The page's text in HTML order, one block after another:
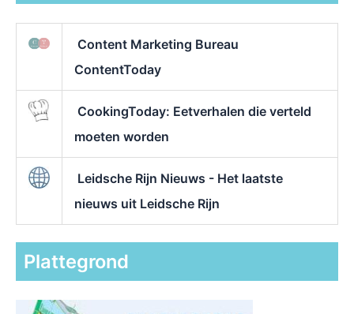
Content Marketing Bureau
ContentToday
CookingToday: Eetverhalen die verteld
moeten worden
Leidsche Rijn Nieuws - Het laatste
nieuws uit Leidsche Rijn
Plattegrond